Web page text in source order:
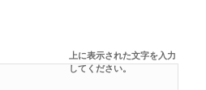
上に表示された文字を入力
してください。